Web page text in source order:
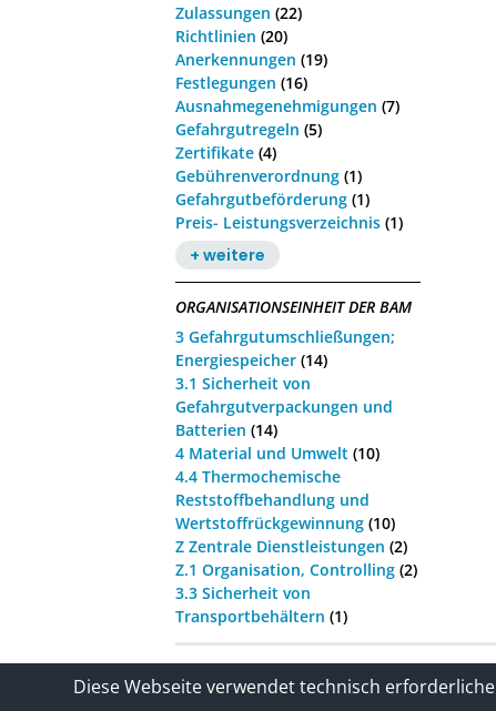
Zulassungen (22)
Richtlinien (20)
Anerkennungen (19)
Festlegungen (16)
Ausnahmegenehmigungen (7)
Gefahrgutregeln (5)
Zertifikate (4)
Gebührenverordnung (1)
Gefahrgutbeförderung (1)
Preis- Leistungsverzeichnis (1)
+ weitere
ORGANISATIONSEINHEIT DER BAM
3 Gefahrgutumschließungen;
Energiespeicher (14)
3.1 Sicherheit von
Gefahrgutverpackungen und
Batterien (14)
4 Material und Umwelt (10)
4.4 Thermochemische
Reststoffbehandlung und
Wertstoffrückgewinnung (10)
Z Zentrale Dienstleistungen (2)
Z.1 Organisation, Controlling (2)
3.3 Sicherheit von
Transportbehältern (1)
Kontakt Impressum /
Diese Webseite verwendet technisch